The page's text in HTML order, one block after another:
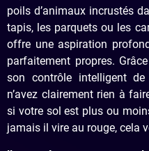
poils d’animaux incrustés
tapis, les parquets ou les
offre une aspiration
parfaitement propres.
son contrôle intelligent
n’avez clairement rien à
si votre sol est plus ou
jamais il vire au rouge, cela